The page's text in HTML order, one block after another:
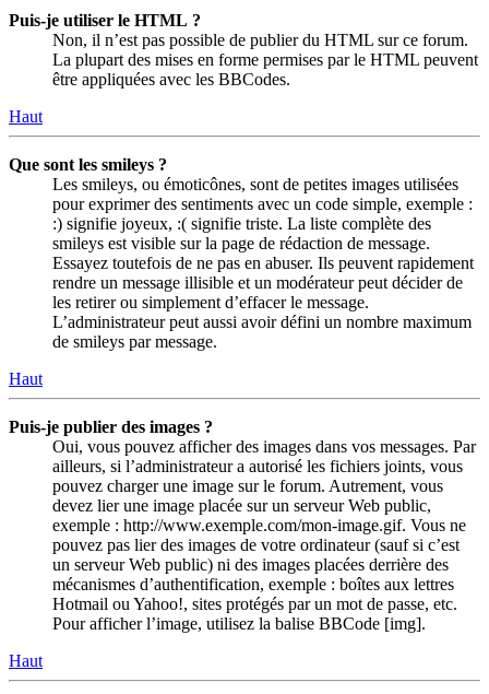
Puis-je utiliser le HTML ?
Non, il n’est pas possible de publier du HTML sur ce forum.
La plupart des mises en forme permises par le HTML peuvent
être appliquées avec les BBCodes.
Haut
Que sont les smileys ?
Les smileys, ou émoticônes, sont de petites images utilisées
pour exprimer des sentiments avec un code simple, exemple :
:) signifie joyeux, :( signifie triste. La liste complète des
smileys est visible sur la page de rédaction de message.
Essayez toutefois de ne pas en abuser. Ils peuvent rapidement
rendre un message illisible et un modérateur peut décider de
les retirer ou simplement d’effacer le message.
L’administrateur peut aussi avoir défini un nombre maximum
de smileys par message.
Haut
Puis-je publier des images ?
Oui, vous pouvez afficher des images dans vos messages. Par
ailleurs, si l’administrateur a autorisé les fichiers joints, vous
pouvez charger une image sur le forum. Autrement, vous
devez lier une image placée sur un serveur Web public,
exemple : http://www.exemple.com/mon-image.gif. Vous ne
pouvez pas lier des images de votre ordinateur (sauf si c’est
un serveur Web public) ni des images placées derrière des
mécanismes d’authentification, exemple : boîtes aux lettres
Hotmail ou Yahoo!, sites protégés par un mot de passe, etc.
Pour afficher l’image, utilisez la balise BBCode [img].
Haut